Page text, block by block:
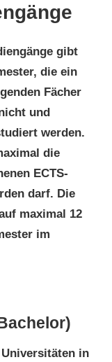
gibt
die ein
Fächer
und
werden.
die
ECTS-
darf. Die
maximal 12
im
in